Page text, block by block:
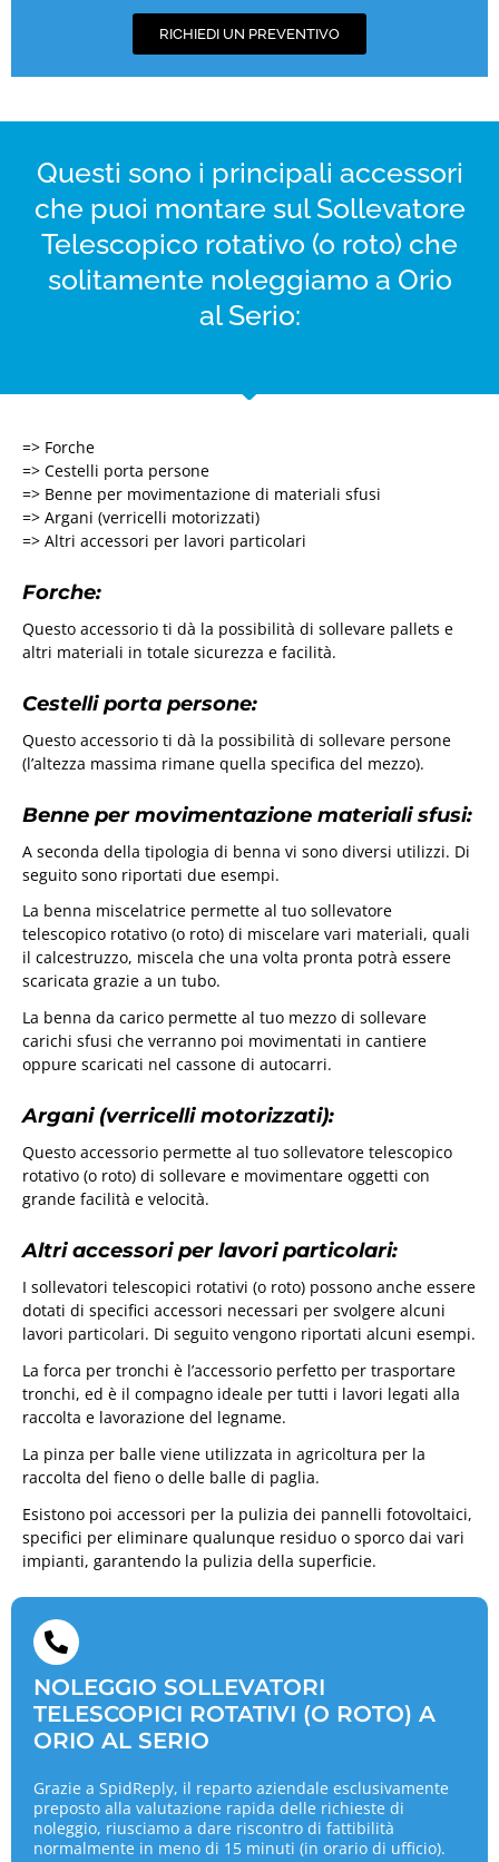
RICHIEDI UN PREVENTIVO
Questi sono i principali accessori
che puoi montare sul Sollevatore
Telescopico rotativo (o roto) che
solitamente noleggiamo a Orio
al Serio:
=> Forche
=> Cestelli porta persone
=> Benne per movimentazione di materiali sfusi
=> Argani (verricelli motorizzati)
=> Altri accessori per lavori particolari
Forche:
Questo accessorio ti dà la possibilità di sollevare pallets e
altri materiali in totale sicurezza e facilità.
Cestelli porta persone:
Questo accessorio ti dà la possibilità di sollevare persone
(l’altezza massima rimane quella specifica del mezzo).
Benne per movimentazione materiali sfusi:
A seconda della tipologia di benna vi sono diversi utilizzi. Di
seguito sono riportati due esempi.
La benna miscelatrice permette al tuo sollevatore
telescopico rotativo (o roto) di miscelare vari materiali, quali
il calcestruzzo, miscela che una volta pronta potrà essere
scaricata grazie a un tubo.
La benna da carico permette al tuo mezzo di sollevare
carichi sfusi che verranno poi movimentati in cantiere
oppure scaricati nel cassone di autocarri.
Argani (verricelli motorizzati):
Questo accessorio permette al tuo sollevatore telescopico
rotativo (o roto) di sollevare e movimentare oggetti con
grande facilità e velocità.
Altri accessori per lavori particolari:
I sollevatori telescopici rotativi (o roto) possono anche essere
dotati di specifici accessori necessari per svolgere alcuni
lavori particolari. Di seguito vengono riportati alcuni esempi.
La forca per tronchi è l’accessorio perfetto per trasportare
tronchi, ed è il compagno ideale per tutti i lavori legati alla
raccolta e lavorazione del legname.
La pinza per balle viene utilizzata in agricoltura per la
raccolta del fieno o delle balle di paglia.
Esistono poi accessori per la pulizia dei pannelli fotovoltaici,
specifici per eliminare qualunque residuo o sporco dai vari
impianti, garantendo la pulizia della superficie.
NOLEGGIO SOLLEVATORI
TELESCOPICI ROTATIVI (O ROTO) A
ORIO AL SERIO
Grazie a SpidReply, il reparto aziendale esclusivamente
preposto alla valutazione rapida delle richieste di
noleggio, riusciamo a dare riscontro di fattibilità
normalmente in meno di 15 minuti (in orario di ufficio).